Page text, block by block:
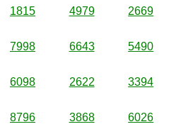
1815 4979 2669
7998 6643 5490
6098 2622 3394
8796 3868 6026